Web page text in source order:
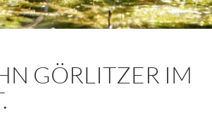
GÖRLITZER IM